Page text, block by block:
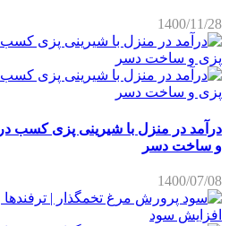
1400/11/28
درآمد در منزل با شیرینی پزی کسب
و ساخت دسر
1400/07/08